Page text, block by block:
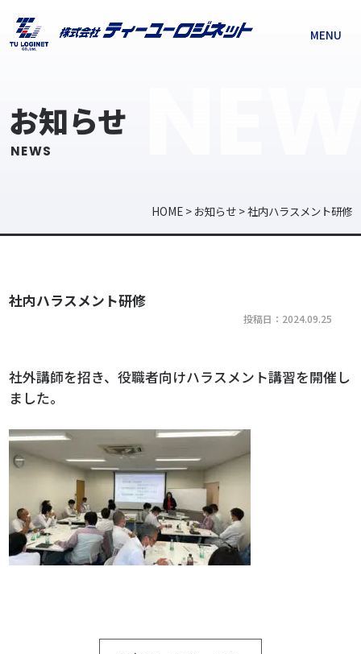
MENU
お知らせ
NEWS
HOME> お知らせ>社内ハラスメント研修
社内ハラスメント研修
投稿日：2024.09.25
社外講師を招き、役職者向けハラスメント講習を開催し
ました。